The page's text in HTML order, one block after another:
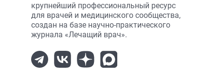
крупнейший профессиональный ресурс
для врачей и медицинского сообщества,
создан на базе научно-практического
журнала «Лечащий врач».